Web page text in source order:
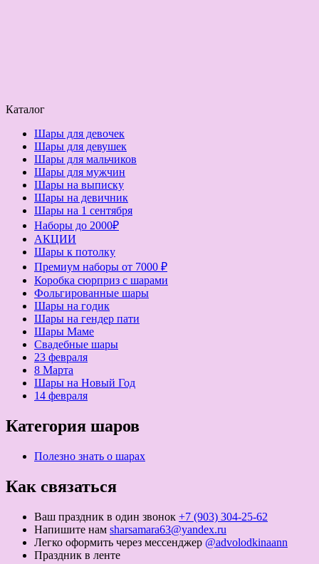
Каталог
Шары для девочек
Шары для девушек
Шары для мальчиков
Шары для мужчин
Шары на выписку
Шары на девичник
Шары на 1 сентября
Наборы до 2000₽
АКЦИИ
Шары к потолку
Премиум наборы от 7000 ₽
Коробка сюрприз с шарами
Фольгированные шары
Шары на годик
Шары на гендер пати
Шары Маме
Свадебные шары
23 февраля
8 Марта
Шары на Новый Год
14 февраля
Категория шаров
Полезно знать о шарах
Как связаться
Ваш праздник в один звонок +7 (903) 304-25-62
Напишите нам sharsamara63@yandex.ru
Легко оформить через мессенджер @advolodkinaann
Праздник в ленте